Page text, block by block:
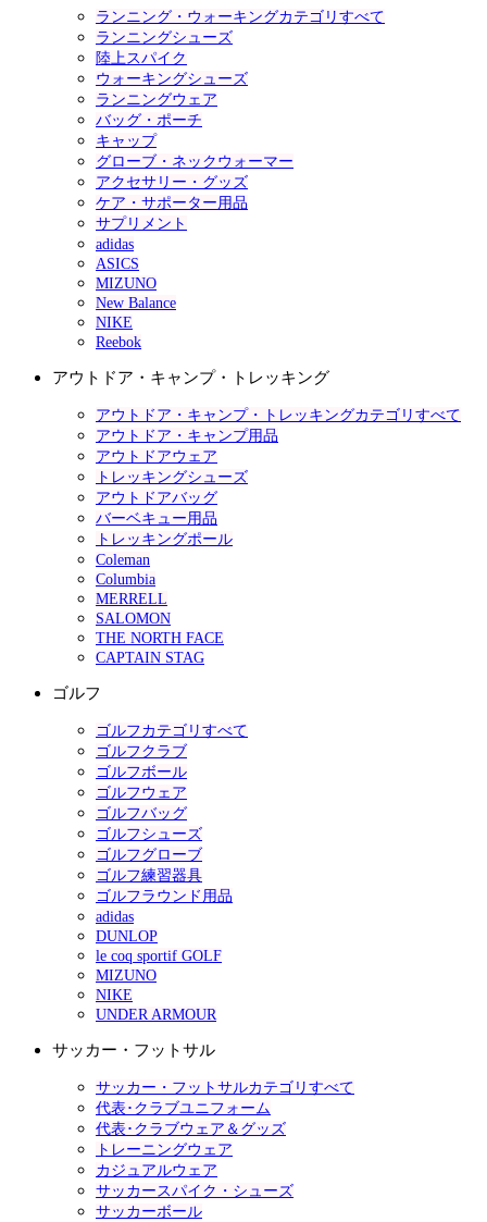
ランニング・ウォーキングカテゴリすべて
ランニングシューズ
陸上スパイク
ウォーキングシューズ
ランニングウェア
バッグ・ポーチ
キャップ
グローブ・ネックウォーマー
アクセサリー・グッズ
ケア・サポーター用品
サプリメント
adidas
ASICS
MIZUNO
New Balance
NIKE
Reebok
アウトドア・キャンプ・トレッキング
アウトドア・キャンプ・トレッキングカテゴリすべて
アウトドア・キャンプ用品
アウトドアウェア
トレッキングシューズ
アウトドアバッグ
バーベキュー用品
トレッキングポール
Coleman
Columbia
MERRELL
SALOMON
THE NORTH FACE
CAPTAIN STAG
ゴルフ
ゴルフカテゴリすべて
ゴルフクラブ
ゴルフボール
ゴルフウェア
ゴルフバッグ
ゴルフシューズ
ゴルフグローブ
ゴルフ練習器具
ゴルフラウンド用品
adidas
DUNLOP
le coq sportif GOLF
MIZUNO
NIKE
UNDER ARMOUR
サッカー・フットサル
サッカー・フットサルカテゴリすべて
代表･クラブユニフォーム
代表･クラブウェア＆グッズ
トレーニングウェア
カジュアルウェア
サッカースパイク・シューズ
サッカーボール